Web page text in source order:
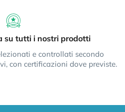
su tutti i nostri prodotti
e controllati secondo
con certificazioni dove previste.